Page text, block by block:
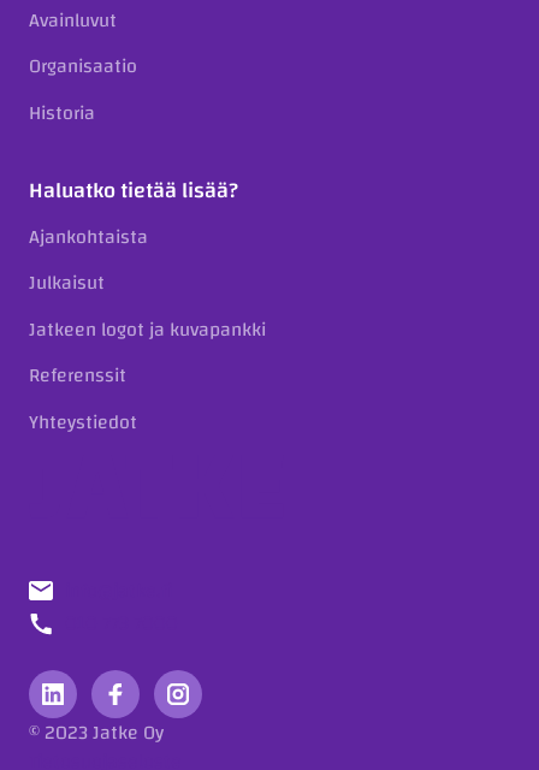
Avainluvut
Organisaatio
Historia
Haluatko tietää lisää?
Ajankohtaista
Julkaisut
Jatkeen logot ja kuvapankki
Referenssit
Yhteystiedot
© 2023 Jatke Oy